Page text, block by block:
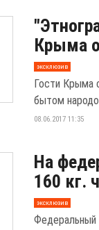
Крыма
эксклюзив
Гости Крыма
бытом
08.06.2017 11:35
На
160 кг.
эксклюзив
Федеральный